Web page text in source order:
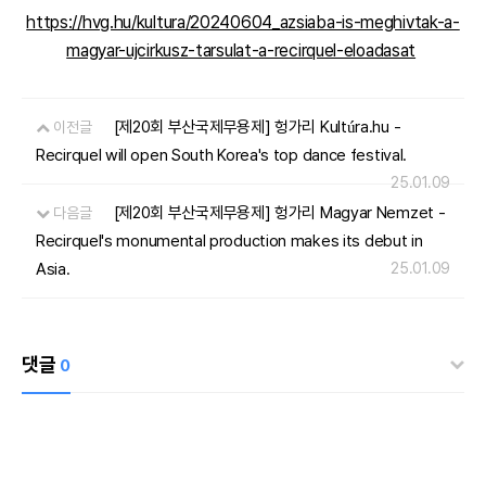
https://hvg.hu/kultura/20240604_azsiaba-is-meghivtak-a-
magyar-ujcirkusz-tarsulat-a-recirquel-eloadasat
이전글
[제20회 부산국제무용제] 헝가리 Kultúra.hu -
Recirquel will open South Korea's top dance festival.
25.01.09
다음글
[제20회 부산국제무용제] 헝가리 Magyar Nemzet -
Recirquel's monumental production makes its debut in
Asia.
25.01.09
댓글 0